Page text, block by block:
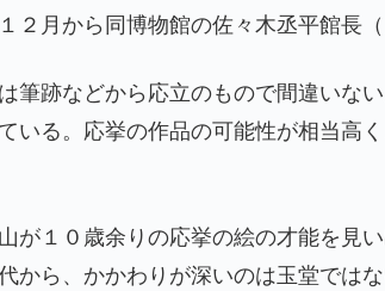
２月から同博物館の佐々木丞平館長
筆跡などから応立のもので間違いな
いる。応挙の作品の可能性が相当高
が１０歳余りの応挙の絵の才能を見
から、かかわりが深いのは玉堂では